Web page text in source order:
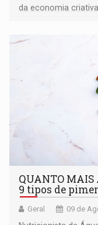
da economia
QUANTO MAIS
9 tipos de
Geral 09 de